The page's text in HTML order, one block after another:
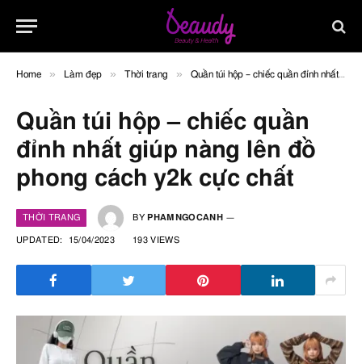
Home » Làm đẹp » Thời trang » Quần túi hộp – chiếc quần đỉnh nhất giúp nàng lên đồ phong cách y2k cực chất
Quần túi hộp – chiếc quần
đỉnh nhất giúp nàng lên đồ
phong cách y2k cực chất
THỜI TRANG BY PHAMNGOCANH
UPDATED: 15/04/2023 193VIEWS